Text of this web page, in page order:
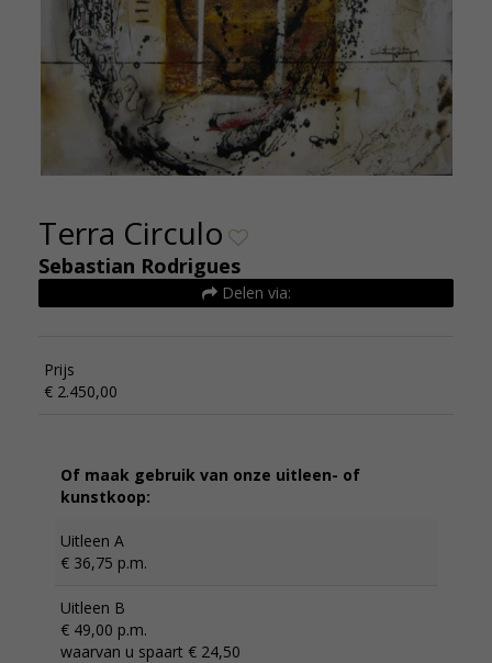
Terra Circulo
Sebastian Rodrigues
Delen via:
Prijs
€ 2.450,00
Of maak gebruik van onze uitleen- of
kunstkoop:
Uitleen A
€ 36,75 p.m.
Uitleen B
€ 49,00 p.m.
waarvan u spaart € 24,50